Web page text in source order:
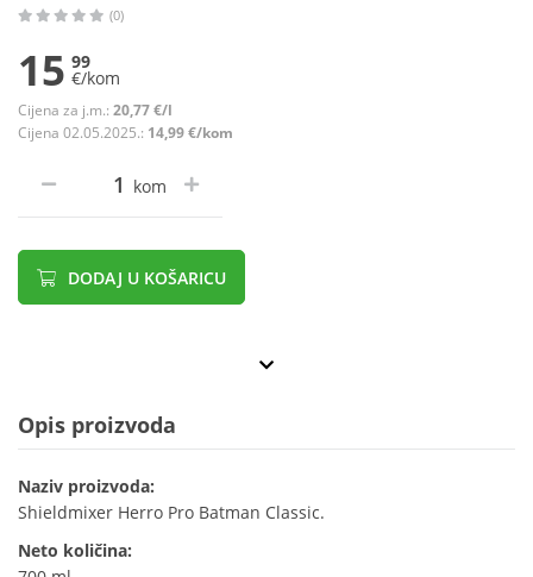
(0)
15 99
€/kom
Cijena za j.m.: 20,77 €/l
Cijena 02.05.2025.: 14,99 €/kom
kom
DODAJ U KOŠARICU
Opis proizvoda
Naziv proizvoda:
Shieldmixer Herro Pro Batman Classic.
Neto količina: